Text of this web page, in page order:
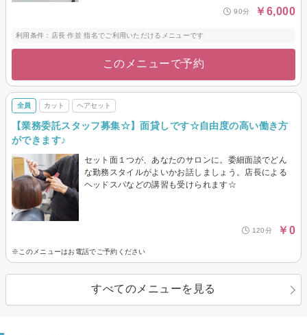
90分 ￥6,000
利用条件：店長 作並 指名でご利用いただけるメニューです
このメニューで予約
全員 カット ヘアセット
【業務委託スタッフ募集☆】面貸しです☆自由度の高い働き方
ができます♪
セット面１つが、あなたのサロンに。委細面談でどん
な勤務スタイルがよいかお話しましょう。店長による
ヘッドスパなどの講習も受けられます☆
120分 ￥0
※このメニューはお電話でご予約ください
すべてのメニューを見る